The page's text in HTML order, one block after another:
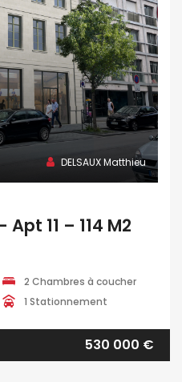
DELSAUX Matthieu
11 – 114 M2
2 Chambres à coucher
1 Stationnement
530 000 €